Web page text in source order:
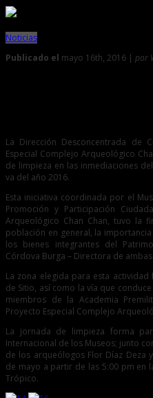
Noticias
Publicado el mayo 16th, 2016 | por
La Dirección Desconcentrada de
Especial Complejo Arqueológico
de limpieza en las inmediaciones
va del año 2016.
Esta iniciativa coordinada por el
Promoción y Participación
Arqueológico Chan Chan, tuvo la
población en general, la
los bienes integrantes del
Córdova Burga – Directora de
La zona elegida para esta
de Sitio, así como la vía que
miembros de la Academia
Proyecto Especial Complejo
La jornada de limpieza forma
Internacional de los Museos; junto
de los arqueólogos Flor Díaz Deza
de mayo a partir de las 5:00 pm en
Trópico.